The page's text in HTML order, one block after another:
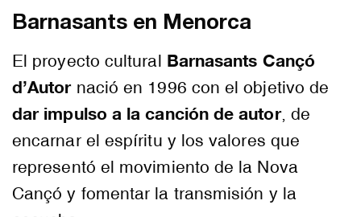
Barnasants en Menorca
El proyecto cultural Barnasants Cançó
d’Autornació en 1996 con el objetivo de
dar impulso a la canción de autor, de
encarnar el espíritu y los valores que
representó el movimiento de la Nova
Cançó y fomentar la transmisión y la